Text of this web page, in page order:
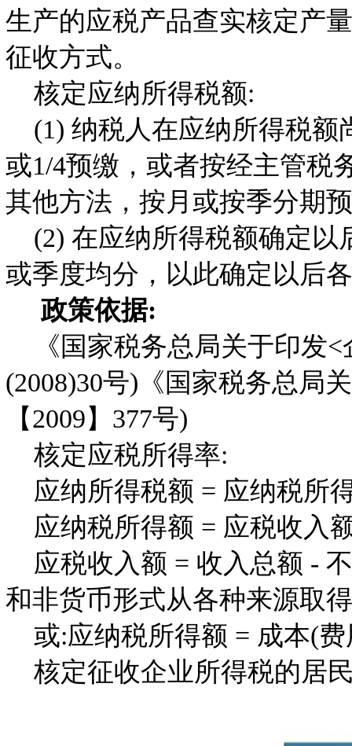
生产的应税产品查实核定产
征收方式。
核定应纳所得税额:
(1) 纳税人在应纳所得税额
或1/4预缴，或者按经主管税
其他方法，按月或按季分期
(2) 在应纳所得税额确定以
或季度均分，以此确定以后
政策依据:
《国家税务总局关于印发<
(2008)30号)《国家税务总局
【2009】377号)
核定应税所得率:
应纳所得税额 = 应纳税所
应纳税所得额 = 应税收入
应税收入额 = 收入总额 -
和非货币形式从各种来源取
或:应纳税所得额 = 成本(费
核定征收企业所得税的居